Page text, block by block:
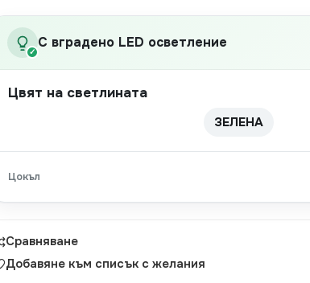
✓
С вградено LED осветление
Цвят на светлината
ЗЕЛЕНА
Цокъл
Сравняване
Добавяне към списък с желания